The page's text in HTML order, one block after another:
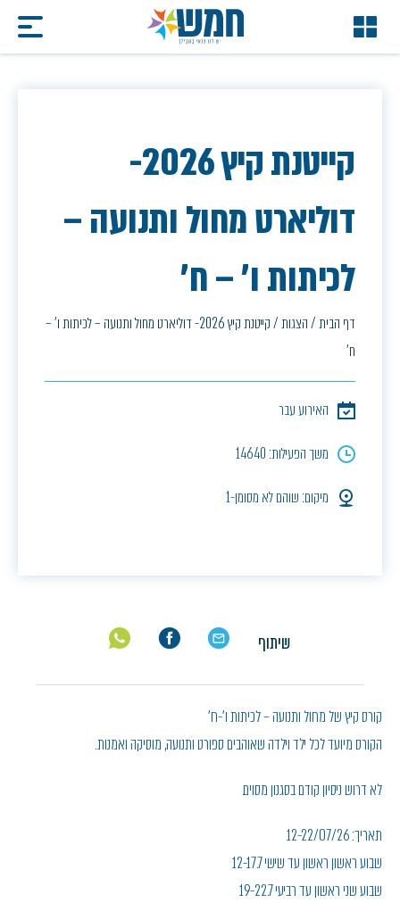
קייטנת קיץ 2026-
דוליארט מחול ותנועה –
לכיתות ו' – ח'
דף הבית/הצגות/
קייטנת קיץ 2026- דוליארט מחול ותנועה – לכיתות ו' –
ח'
האירוע עבר
משך הפעילות: 14640
מיקום: שוהם לא מסומן-1
שיתוף
קורס קיץ של מחול ותנועה – לכיתות ו'-ח'
הקורס מיועד לכל ילד וילדה שאוהבים ספורט ותנועה, מוסיקה ואמנות.
לא דרוש ניסיון קודם בסגנון מסוים.
תאריך: 12-22/07/26
שבוע ראשון ראשון עד שישי 12-17.7
שבוע שני ראשון עד רביעי 19-22.7